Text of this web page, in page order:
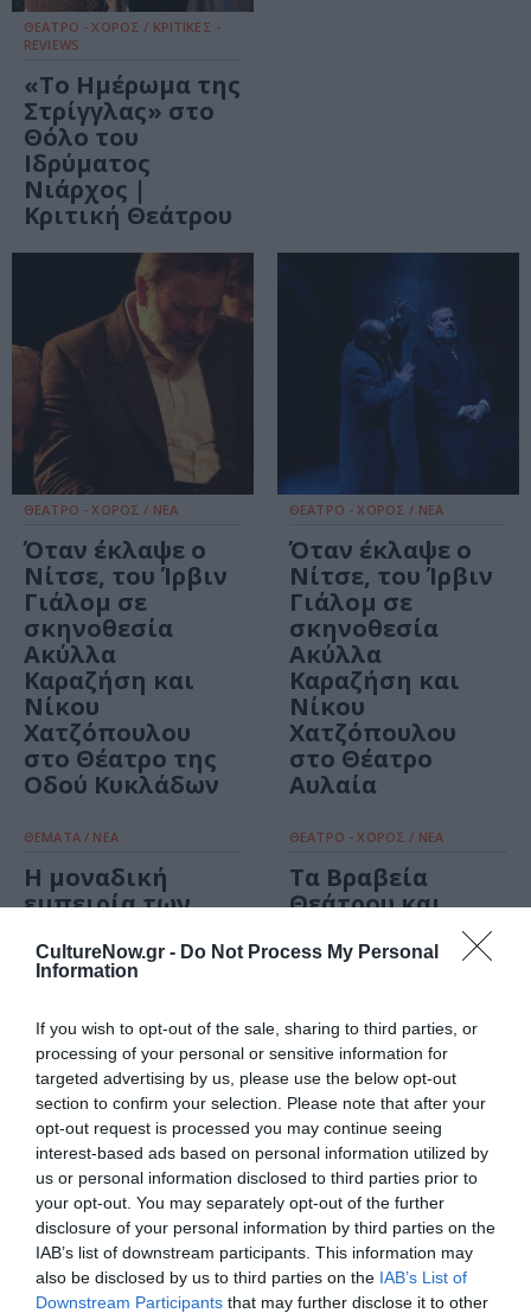
CultureNow.gr - Do Not Process My Personal
Information
If you wish to opt-out of the sale, sharing to third parties, or
processing of your personal or sensitive information for
targeted advertising by us, please use the below opt-out
section to confirm your selection. Please note that after your
opt-out request is processed you may continue seeing
interest-based ads based on personal information utilized by
us or personal information disclosed to third parties prior to
your opt-out. You may separately opt-out of the further
disclosure of your personal information by third parties on the
IAB’s list of downstream participants. This information may
also be disclosed by us to third parties on the IAB’s List of
Downstream Participants that may further disclose it to other
ΘΕΑΤΡΟ - ΧΟΡΟΣ / ΚΡΙΤΙΚΕΣ -
REVIEWS
«Το Ημέρωμα της
Στρίγγλας» στο
Θόλο του
Ιδρύματος
Νιάρχος |
Κριτική Θεάτρου
ΘΕΑΤΡΟ - ΧΟΡΟΣ / ΝΕΑ
Όταν έκλαψε ο
Νίτσε, του Ίρβιν
Γιάλομ σε
σκηνοθεσία
Ακύλλα
Καραζήση και
Νίκου
Χατζόπουλου
στο Θέατρο της
Οδού Κυκλάδων
ΘΕΑΤΡΟ - ΧΟΡΟΣ / ΝΕΑ
Όταν έκλαψε ο
Νίτσε, του Ίρβιν
Γιάλομ σε
σκηνοθεσία
Ακύλλα
Καραζήση και
Νίκου
Χατζόπουλου
στο Θέατρο
Αυλαία
ΘΕΜΑΤΑ / ΝΕΑ
Η μοναδική
εμπειρία των
στο ΚΠΙΣΝ
πλησιάζει!
ΘΕΑΤΡΟ - ΧΟΡΟΣ / ΝΕΑ
Τα Βραβεία
Θεάτρου και
Παραστατικών
Τεχνών από την
Θεατρικές
Παραστάσεις
2023 – 2024
ΘΕΑΤΡΟ - ΧΟΡΟΣ /
ΣΥΝΕΝΤΕΥΞΕΙΣ
Έφη Θεοδώρου:
«Ο Θεός της
Σφαγής» είναι
έργο στο όποιο
γελάς για να μην